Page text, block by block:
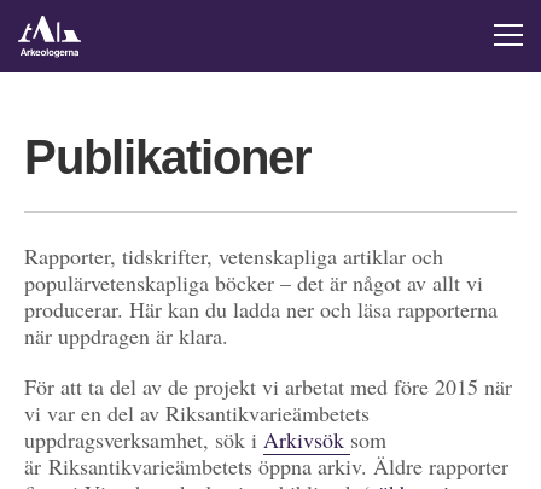
Publikationer
Rapporter, tidskrifter, vetenskapliga artiklar och
populärvetenskapliga böcker – det är något av allt vi
producerar. Här kan du ladda ner och läsa rapporterna
när uppdragen är klara.
För att ta del av de projekt vi arbetat med före 2015 när
vi var en del av Riksantikvarieämbetets
uppdragsverksamhet, sök i Arkivsök som
är Riksantikvarieämbetets öppna arkiv. Äldre rapporter